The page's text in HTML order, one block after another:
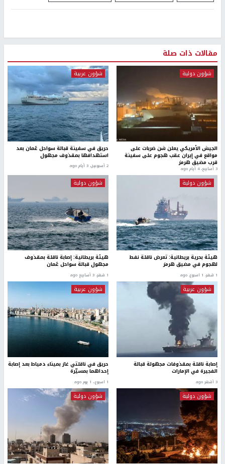
مقالات ذات صلة
شؤون دولية
الجيش الأمريكي يعلن شن ضربات على
مواقع في إيران عقب هجوم على سفينة
قرب مضيق هرمز
3 أسابيع، 4 أيام ago
شؤون عربية
حريق في سفينة قبالة سواحل عُمان بعد
استهدافها بمقذوف مجهول
2 أسبوعين، 3 أيام ago
شؤون دولية
هيئة بحرية بريطانية: تعرض ناقلة نفط
لهجوم في مضيق هرمز
1 شهر، 1 اسبوع. ago
شؤون دولية
هيئة بريطانية: إصابة ناقلة بمقذوف
مجهول قبالة سواحل عُمان
1 شهر، 3 أسابيع ago
شؤون عربية
إصابة ناقلة بمقذوفات مجهولة قبالة
الفجيرة في الإمارات
3 أشهر ago
شؤون عربية
حريق في ناقلتي غاز بميناء دمياط بعد إصابة
إحداهما بمسيّرة
1 اسبوع.، 1 يوم ago
شؤون دولية شؤون دولية